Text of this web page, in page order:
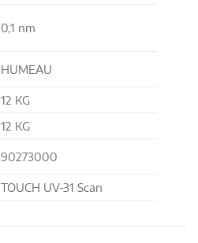
0,1 nm
HUMEAU
12 KG
12 KG
90273000
TOUCH UV-31 Scan